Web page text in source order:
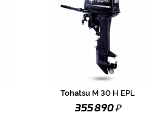
Tohatsu M 30 H EPL
355 890₽